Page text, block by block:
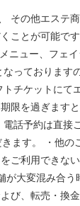
その他エステ
ことが可能で
ニュー、フェ
っております
チケットにて
限を過ぎます
話予約は直接
ます。 ・他の
ご利用できな
大変混み合
び、転売・換金